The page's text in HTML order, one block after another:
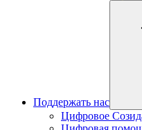
Поддержать нас
Цифровое